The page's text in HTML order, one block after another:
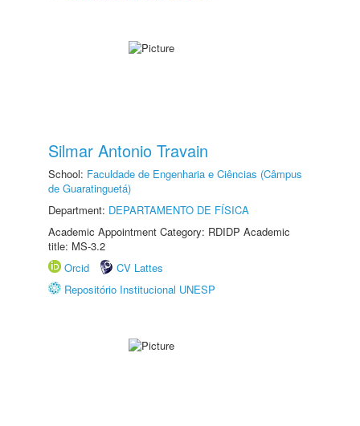
Silmar Antonio Travain
School: Faculdade de Engenharia e Ciências (Câmpus
de Guaratinguetá)
Department: DEPARTAMENTO DE FÍSICA
Academic Appointment Category: RDIDP Academic
title: MS-3.2
Orcid
CV Lattes
Repositório Institucional UNESP